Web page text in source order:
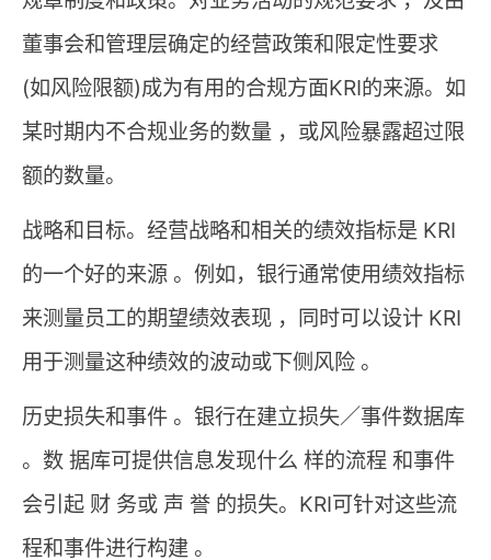
董事会和管理层确定的经营政策和限定性要求
(如风险限额)成为有用的合规方面KRI的来源。如
某时期内不合规业务的数量 ，或风险暴露超过限
额的数量。
战略和目标。经营战略和相关的绩效指标是 KRI
的一个好的来源 。例如，银行通常使用绩效指标
来测量员工的期望绩效表现 ，同时可以设计 KRI
用于测量这种绩效的波动或下侧风险 。
历史损失和事件 。银行在建立损失／事件数据库
。数 据库可提供信息发现什么 样的流程 和事件
会引起 财 务或 声 誉 的损失。KRI可针对这些流
程和事件进行构建 。